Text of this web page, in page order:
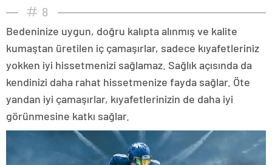
8
Bedeninize uygun, doğru kalıpta alınmış ve kalite
kumaştan üretilen iç çamaşırlar, sadece kıyafetleriniz
yokken iyi hissetmenizi sağlamaz. Sağlık açısında da
kendinizi daha rahat hissetmenize fayda sağlar. Öte
yandan iyi çamaşırlar, kıyafetlerinizin de daha iyi
görünmesine katkı sağlar.